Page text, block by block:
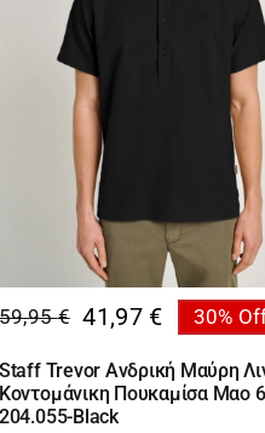
59,95€
Original
price
was:
59,95 €.
41,97 €
Η
τρέχουσα
τιμή
είναι:
30%
Staff Trevor Ανδρική Μαύρη
Κοντομάνικη Πουκαμίσα Mαο
204.055-Black